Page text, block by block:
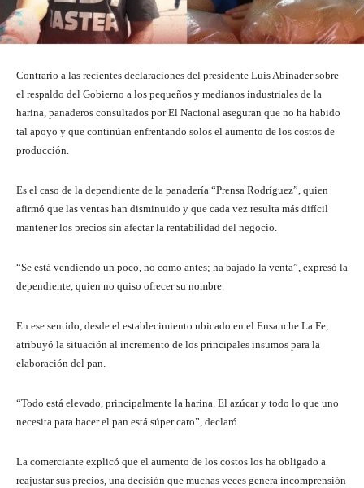
Contrario a las recientes declaraciones del presidente Luis Abinader sobre
el respaldo del Gobierno a los pequeños y medianos industriales de la
harina, panaderos consultados por El Nacional aseguran que no ha habido
tal apoyo y que continúan enfrentando solos el aumento de los costos de
producción.
Es el caso de la dependiente de la panadería “Prensa Rodríguez”, quien
afirmó que las ventas han disminuido y que cada vez resulta más difícil
mantener los precios sin afectar la rentabilidad del negocio.
“Se está vendiendo un poco, no como antes; ha bajado la venta”, expresó la
dependiente, quien no quiso ofrecer su nombre.
En ese sentido, desde el establecimiento ubicado en el Ensanche La Fe,
atribuyó la situación al incremento de los principales insumos para la
elaboración del pan.
“Todo está elevado, principalmente la harina. El azúcar y todo lo que uno
necesita para hacer el pan está súper caro”, declaró.
La comerciante explicó que el aumento de los costos los ha obligado a
reajustar sus precios, una decisión que muchas veces genera incomprensión